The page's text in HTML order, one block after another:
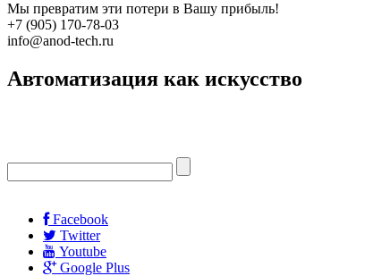
Мы превратим эти потери в Вашу прибыль!
+7 (905) 170-78-03
info@anod-tech.ru
Автоматизация как искусство
Facebook
Twitter
Youtube
Google Plus